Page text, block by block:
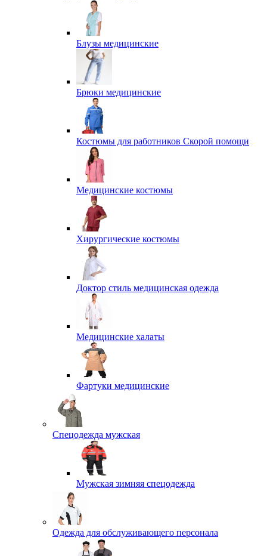
Блузы медицинские
Брюки медицинские
Костюмы для работников Скорой помощи
Медицинские костюмы
Хирургические костюмы
Доктор стиль медицинская одежда
Медицинские халаты
Фартуки медицинские
Спецодежда мужская
Мужская зимняя спецодежда
Одежда для обслуживающего персонала